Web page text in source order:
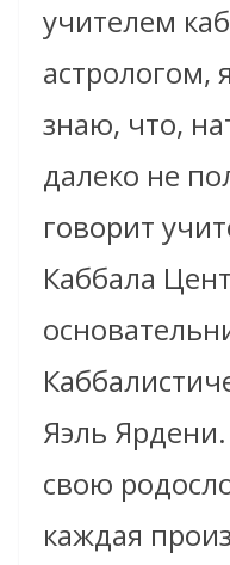
учителем
астрологом,
знаю, что,
далеко не
говорит
Каббала
Яэль
свою
каждая